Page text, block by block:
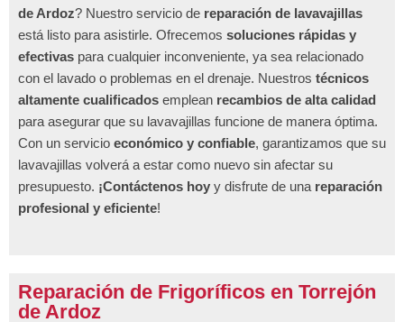
de Ardoz? Nuestro servicio de reparación de lavavajillas
está listo para asistirle. Ofrecemos soluciones rápidas y
efectivas para cualquier inconveniente, ya sea relacionado
con el lavado o problemas en el drenaje. Nuestros técnicos
altamente cualificados emplean recambios de alta calidad
para asegurar que su lavavajillas funcione de manera óptima.
Con un servicio económico y confiable, garantizamos que su
lavavajillas volverá a estar como nuevo sin afectar su
presupuesto. ¡Contáctenos hoy y disfrute de una reparación
profesional y eficiente!
Reparación de Frigoríficos en Torrejón
de Ardoz